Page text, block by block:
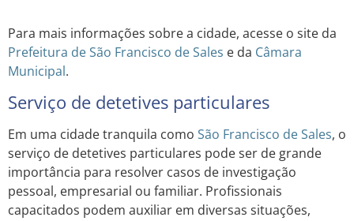
Para mais informações sobre a cidade, acesse o site da
Prefeitura de São Francisco de Sales e da Câmara
Municipal.
Serviço de detetives particulares
Em uma cidade tranquila como São Francisco de Sales, o
serviço de detetives particulares pode ser de grande
importância para resolver casos de investigação
pessoal, empresarial ou familiar. Profissionais
capacitados podem auxiliar em diversas situações,